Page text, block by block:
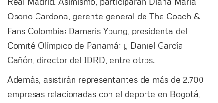
Osorio Cardona, gerente general de The Coach &
Fans Colombia; Damaris Young, presidenta del
Comité Olímpico de Panamá; y Daniel García
Cañón, director del IDRD, entre otros.
Además, asistirán representantes de más de 2.700
empresas relacionadas con el deporte en Bogotá,